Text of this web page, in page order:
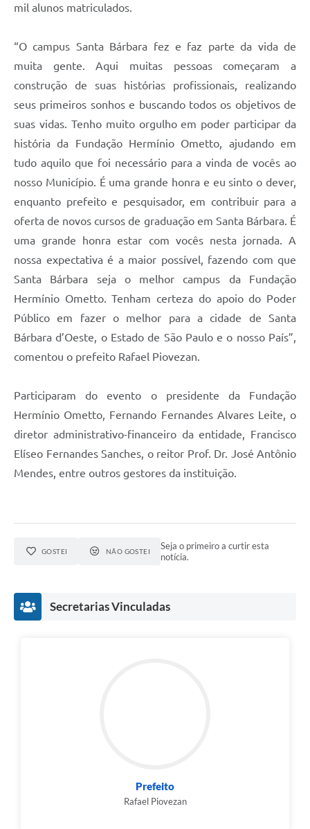
mil alunos matriculados.
“O campus Santa Bárbara fez e faz parte da vida de
muita gente. Aqui muitas pessoas começaram a
construção de suas histórias profissionais, realizando
seus primeiros sonhos e buscando todos os objetivos de
suas vidas. Tenho muito orgulho em poder participar da
história da Fundação Hermínio Ometto, ajudando em
tudo aquilo que foi necessário para a vinda de vocês ao
nosso Município. É uma grande honra e eu sinto o dever,
enquanto prefeito e pesquisador, em contribuir para a
oferta de novos cursos de graduação em Santa Bárbara. É
uma grande honra estar com vocês nesta jornada. A
nossa expectativa é a maior possível, fazendo com que
Santa Bárbara seja o melhor campus da Fundação
Hermínio Ometto. Tenham certeza do apoio do Poder
Público em fazer o melhor para a cidade de Santa
Bárbara d’Oeste, o Estado de São Paulo e o nosso País”,
comentou o prefeito Rafael Piovezan.
Participaram do evento o presidente da Fundação
Hermínio Ometto, Fernando Fernandes Alvares Leite, o
diretor administrativo-financeiro da entidade, Francisco
Elíseo Fernandes Sanches, o reitor Prof. Dr. José Antônio
Mendes, entre outros gestores da instituição.
GOSTEI NÃO GOSTEI
Seja o primeiro a curtir esta
notícia.
Secretarias Vinculadas
Prefeito
Rafael Piovezan